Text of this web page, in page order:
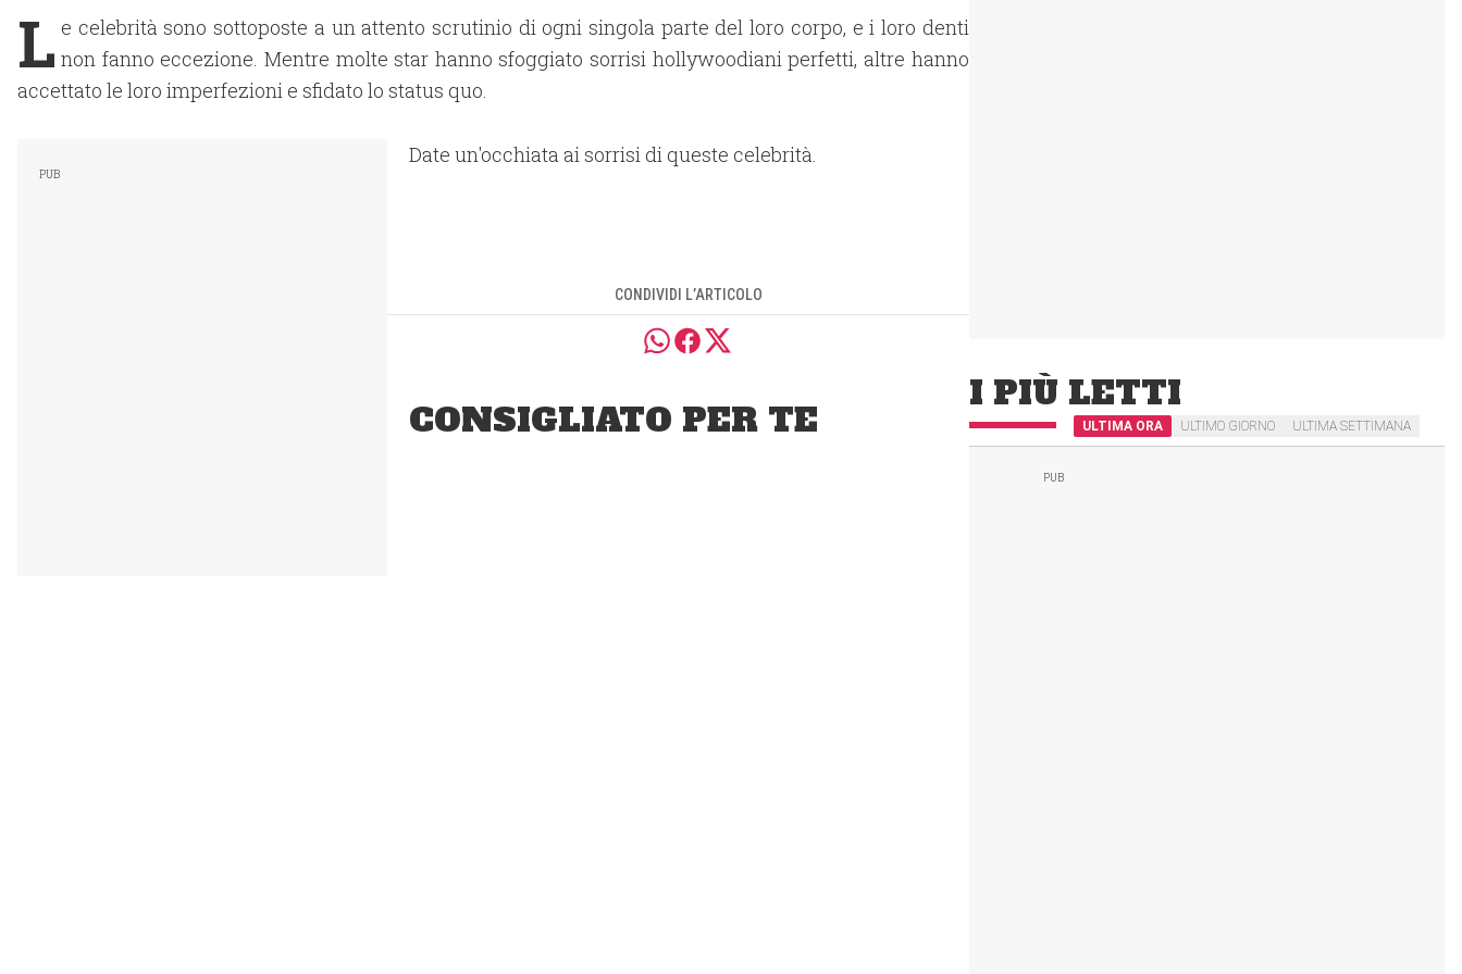
L e celebrità sono sottoposte a un attento scrutinio di ogni singola parte del loro corpo, e i loro denti
non fanno eccezione. Mentre molte star hanno sfoggiato sorrisi hollywoodiani perfetti, altre hanno
accettato le loro imperfezioni e sfidato lo status quo.
Date un'occhiata ai sorrisi di queste celebrità.
CONDIVIDI L’ARTICOLO
CONSIGLIATO PER TE
I PIÙ LETTI
ULTIMA ORA ULTIMO GIORNO ULTIMA SETTIMANA